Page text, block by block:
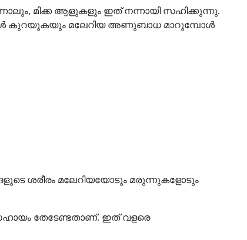
മിക്ക ആളുകളും ഇത് നന്നായി സഹിക്കുന്നു.
കുറയുകയും മലേറിയ അണുബാധ മാറുമ്പോൾ
ശരീരം മലേറിയയോടും മരുന്നുകളോടും
തേടേണ്ടതാണ്. ഇത് വളരെ